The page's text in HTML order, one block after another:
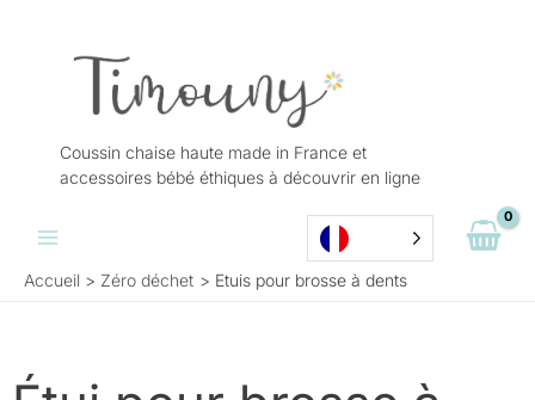
Coussin chaise haute made in France et
accessoires bébé éthiques à découvrir en ligne
Accueil Zéro déchet Etuis pour brosse à dents